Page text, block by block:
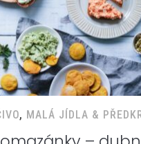
, MALÁ JÍDLA &